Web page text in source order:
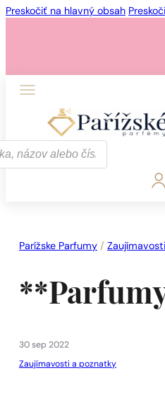
Preskočiť na hlavný obsah
1 - 3 ks.
Parížske Parfumy /
30 sep 2022
Zaujímavosti a poznatky